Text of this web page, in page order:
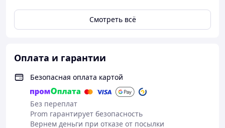
Смотреть всё
Оплата и гарантии
Безопасная оплата картой
Без переплат
Prom гарантирует безопасность
Вернем деньги при отказе от посылки